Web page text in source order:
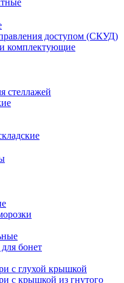
доступом (СКУД)
комплектующие
стеллажей
бонет
с глухой крышкой
с крышкой из гнутого